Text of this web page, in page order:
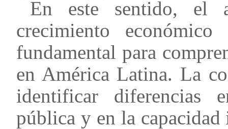
En este sentido, el
crecimiento
fundamental para
en América Latina. La
identificar diferencias
pública y en la